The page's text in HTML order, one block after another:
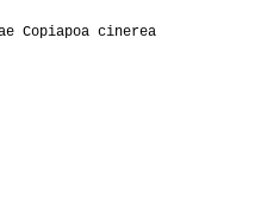
Copiapoa cinerea